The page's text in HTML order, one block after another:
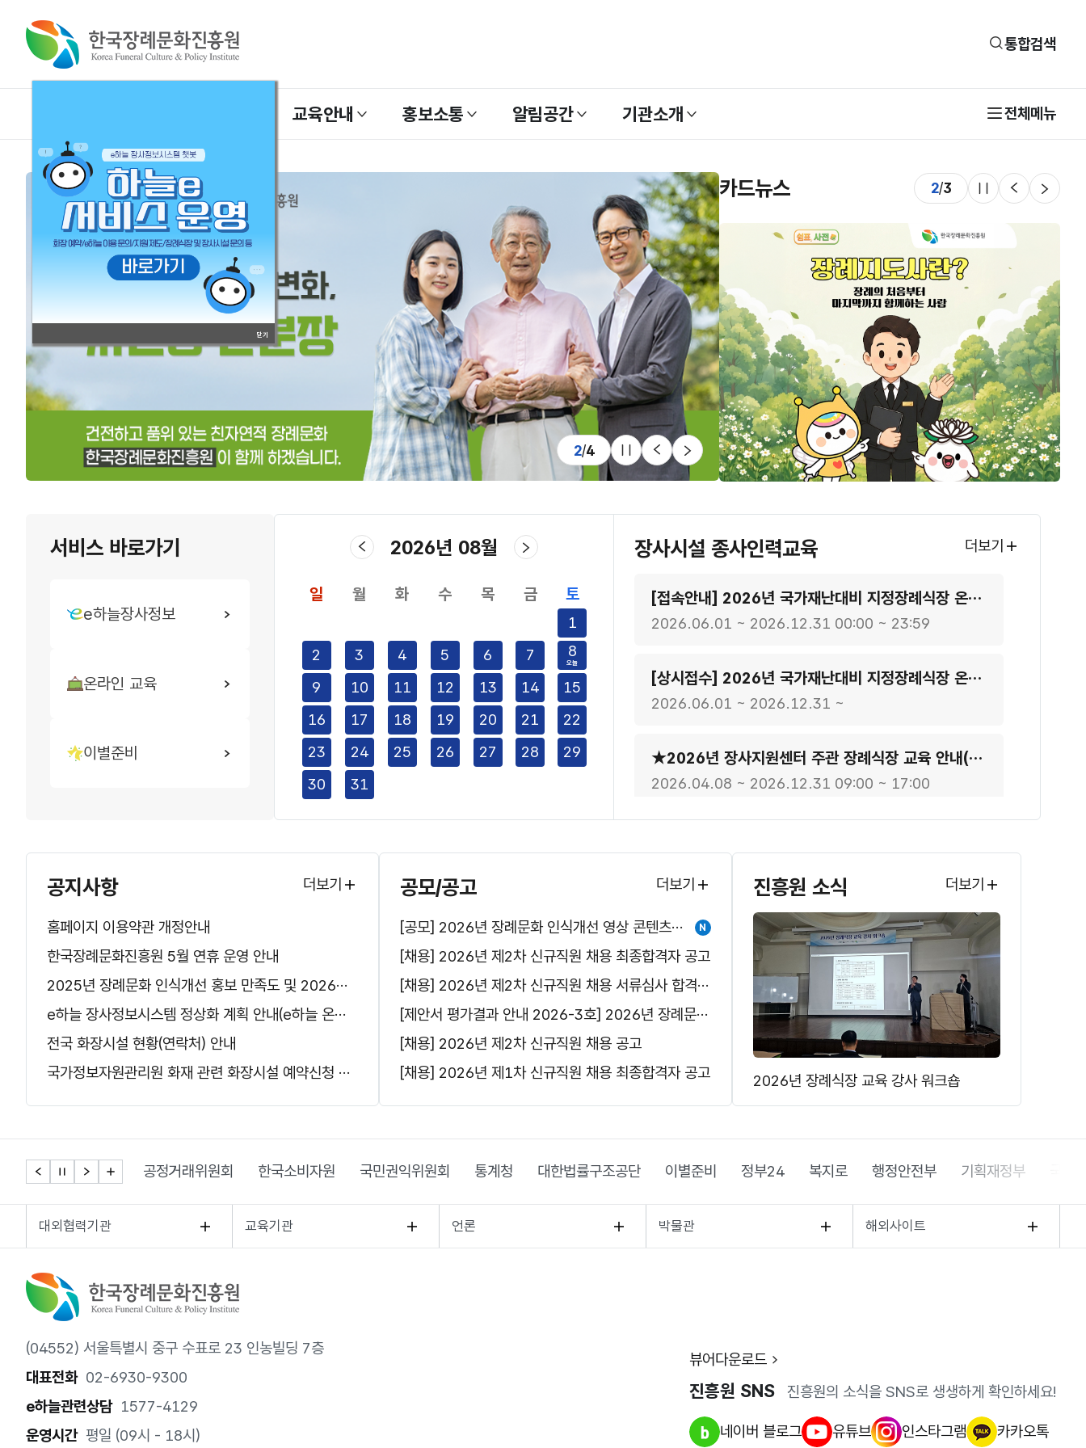
통합검색
교육안내 홍보소통 알림공간 기관소개 전체메뉴
2/4
카드뉴스 2/3
서비스 바로가기
e하늘장사정보
온라인 교육
이별준비
2026년 08월
2026년
08월
일정
일 월 화 수 목 금 토
1
2
3 4 5 6 7
8
9
10 11 12 13 14
15
16
17 18 19 20 21
22
23
24 25 26 27 28
29
30
31
장사시설 종사인력교육
[접속안내] 2026년 국가재난대비 지정장례식장 온라인 교육
2026.06.01 ~ 2026.12.31 00:00 ~ 23:59
[상시접수] 2026년 국가재난대비 지정장례식장 온라인 교육 안내
2026.06.01 ~ 2026.12.31 ~
★2026년 장사지원센터 주관 장례식장 교육 안내(강원, 전북, 경남, 인천, 제주)
2026.04.08 ~ 2026.12.31 09:00 ~ 17:00
★중요★ 2025년 장례식장 영업자·종사자 미이수자 교육 실시 안내
2026.01.30 ~ 2026.01.30 13:00 ~ 17:00
★긴급★2025년 전남권역 장례식장 교육 안내
2025.07.15 ~ 2025.09.17 13:30 ~ 17:30
더보기
공지사항
홈페이지 이용약관 개정안내
한국장례문화진흥원 5월 연휴 운영 안내
2025년 장례문화 인식개선 홍보 만족도 및 2026년 정책 연구 주제 수요조사 이벤트
e하늘 장사정보시스템 정상화 계획 안내(e하늘 온라인 화장예약 재오픈)
전국 화장시설 현황(연락처) 안내
국가정보자원관리원 화재 관련 화장시설 예약신청 수기 접수 안내
더보기 공모/공고
[공모] 2026년 장례문화 인식개선 영상 콘텐츠 공모전 안내
[채용] 2026년 제2차 신규직원 채용 최종합격자 공고
[채용] 2026년 제2차 신규직원 채용 서류심사 합격자 및 면접심사 계획 공고
[제안서 평가결과 안내 2026-3호] 2026년 장례문화 국민인식개선 홍보
[채용] 2026년 제2차 신규직원 채용 공고
[채용] 2026년 제1차 신규직원 채용 최종합격자 공고
더보기 진흥원 소식
2026년 장례식장 교육 강사 워크숍
더보기
공정거래위원회 한국소비자원 국민권익위원회 통계청 대한법률구조공단 이별준비 정부24 복지로 행정안전부 기획재정부
대외협력기관 교육기관 언론 박물관 해외사이트
(04552) 서울특별시 중구 수표로 23 인농빌딩 7층
대표전화 02-6930-9300
e하늘관련상담 1577-4129
운영시간 평일 (09시 - 18시)
뷰어다운로드
진흥원 SNS 진흥원의 소식을 SNS로 생생하게 확인하세요!
네이버 블로그 유튜브 인스타그램 카카오톡
닫기